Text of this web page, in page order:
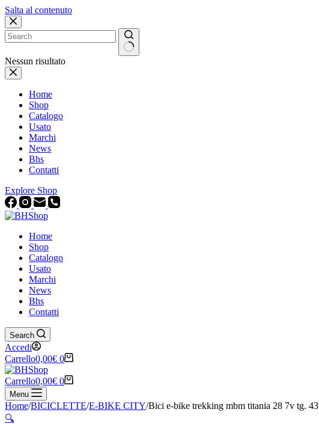
Salta al contenuto
Nessun risultato
Home
Shop
Catalogo
Usato
Marchi
News
Bhs
Contatti
Explore Shop
Home
Shop
Catalogo
Usato
Marchi
News
Bhs
Contatti
Search
Accedi
Carrello0,00€ 0
Carrello0,00€ 0
Menu
Home/BICICLETTE/E-BIKE CITY/Bici e-bike trekking mbm titania 28 7v tg. 43
🔍